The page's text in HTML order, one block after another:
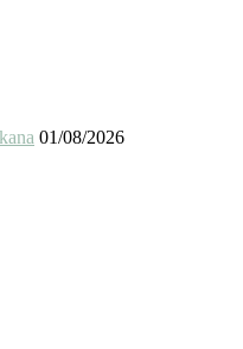
01/08/2026